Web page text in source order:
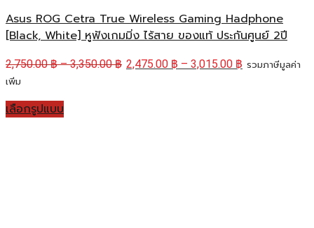
Asus ROG Cetra True Wireless Gaming Hadphone
[Black, White] หูฟังเกมมิ่ง ไร้สาย ของแท้ ประกันศูนย์ 2ปี
2,750.00฿–3,350.00฿ 2,475.00 ฿ – 3,015.00 ฿ รวมภาษีมูลค่า
เพิ่ม
เลือกรูปแบบ